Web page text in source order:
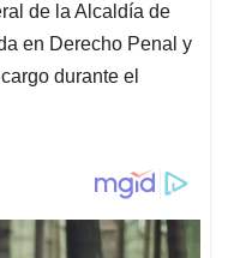
de la Alcaldía de
en Derecho Penal y
durante el